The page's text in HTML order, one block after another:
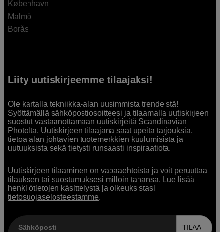
København
Malmö
Borås
Liity uutiskirjeemme tilaajaksi!
Ole kartalla tekniikka-alan uusimmista trendeistä!
Syöttämällä sähköpostiosoitteesi ja tilaamalla uutiskirjeen
suostut vastaanottamaan uutiskirjeitä Scandinavian
Photolta. Uutiskirjeen tilaajana saat upeita tarjouksia,
tietoa alan johtavien tuotemerkkien kuulumisista ja
uutuuksista sekä tietysti runsaasti inspiraatiota.
Uutiskirjeen tilaaminen on vapaaehtoista ja voit peruuttaa
tilauksen tai suostumuksesi milloin tahansa. Lue lisää
henkilötietojen käsittelystä ja oikeuksistasi
tietosuojaselosteestamme.
Sähköposti TILAA